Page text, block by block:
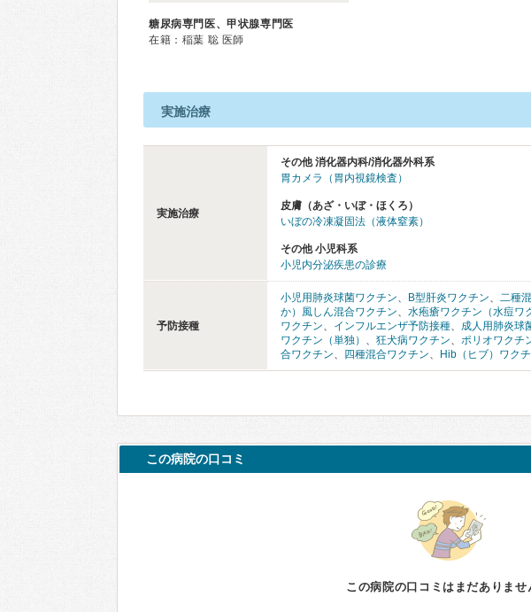
糖尿病専門医、甲状腺専門医
在籍：稲葉 聡 医師
実施治療
実施治療
その他 消化器内科/消化器外科系
胃カメラ（胃内視鏡検査）
皮膚（あざ・いぼ・ほくろ）
いぼの冷凍凝固法（液体窒素）
その他 小児科系
小児内分泌疾患の診療
予防接種
小児用肺炎球菌ワクチン、 B型肝炎ワクチン、 二種
か）風しん混合ワクチン、 水疱瘡ワクチン（水痘ワ
ワクチン、 インフルエンザ予防接種、 成人用肺炎球
ワクチン（単独） 、 狂犬病ワクチン、 ポリオワクチ
合ワクチン、 四種混合ワクチン、 Hib（ヒブ）ワクチ
この病院の口コミ
この病院の口コミはまだありませ